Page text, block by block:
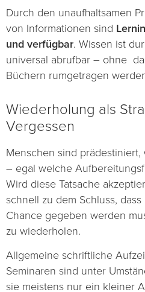
Durch den unaufhaltsamen
von Informationen sind
und verfügbar. Wissen ist
universal abrufbar – ohne
Büchern rumgetragen
Wiederholung als
Vergessen
Menschen sind
– egal welche
Wird diese Tatsache
schnell zu dem Schluss,
Chance gegeben werden
zu wiederholen.
Allgemeine schriftliche
Seminaren sind unter
sie meistens nur ein kleiner